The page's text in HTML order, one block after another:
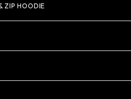
ZIP HOODIE